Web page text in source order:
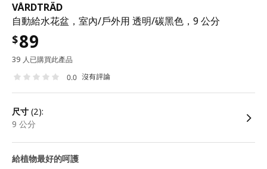
VÅRDTRÄD
自動給水花盆，室內/戶外用 透明/碳黑色，9 公分
$89
39 人已購買此產品
0.0 沒有評論
尺寸 (2):
9 公分
給植物最好的呵護